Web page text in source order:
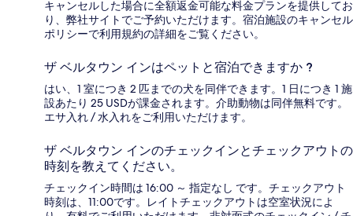
キャンセルした場合に全額返金可能な料金プランを提供してお
り、弊社サイトでご予約いただけます。宿泊施設のキャンセル
ポリシーで利用規約の詳細をご覧ください。
ザ ベルタウン インはペットと宿泊できますか ?
はい、1 室につき 2 匹までの犬を同伴できます。1 日につき 1 施
設あたり 25 USDが課金されます。介助動物は同伴無料です。
エサ入れ / 水入れをご利用いただけます。
ザ ベルタウン インのチェックインとチェックアウトの
時刻を教えてください。
チェックイン時間は 16:00 ～ 指定なし です。チェックアウト
時刻は、11:00です。レイトチェックアウトは空室状況によ